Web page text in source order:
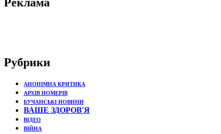
Рубрики
АНОНІМНА КРИТИКА
АРХІВ НОМЕРІВ
БУЧАНСЬКІ НОВИНИ
ВАШЕ ЗДОРОВ'Я
ВІДЕО
ВІЙНА